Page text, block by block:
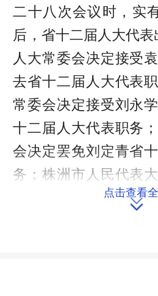
二十八次会议时，实
后，省十二届人大代
人大常委会决定接受
去省十二届人大代表
常委会决定接受刘永
十二届人大代表职务
会决定罢免刘定青省
务；株洲市人民代表
荣调离湖南；岳阳市
点击查看
